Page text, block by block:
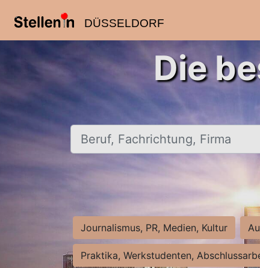
DÜSSELDORF
Die
Beruf, Fachrichtung, Firma
Journalismus, PR, Medien, Kultur
Praktika, Werkstudenten,